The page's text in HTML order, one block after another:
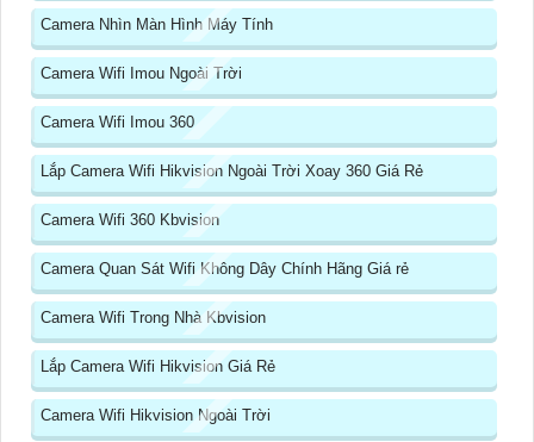
Camera Nhìn Màn Hình Máy Tính
Camera Wifi Imou Ngoài Trời
Camera Wifi Imou 360
Lắp Camera Wifi Hikvision Ngoài Trời Xoay 360 Giá Rẻ
Camera Wifi 360 Kbvision
Camera Quan Sát Wifi Không Dây Chính Hãng Giá rẻ
Camera Wifi Trong Nhà Kbvision
Lắp Camera Wifi Hikvision Giá Rẻ
Camera Wifi Hikvision Ngoài Trời